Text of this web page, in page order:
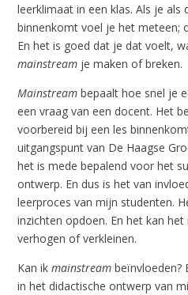
leerklimaat in een klas. Als je als
binnenkomt voel je het meteen;
En het is goed dat je dat voelt,
mainstreamje maken of breken.
Mainstreambepaalt hoe snel je
een vraag van een docent. Het
voorbereid bij een les
uitgangspunt van De Haagse
het is mede bepalend voor het
ontwerp. En dus is het van
leerproces van mijn studenten.
inzichten opdoen. En het kan
verhogen of verkleinen.
Kan ik mainstreambeïnvloeden?
in het didactische ontwerp van